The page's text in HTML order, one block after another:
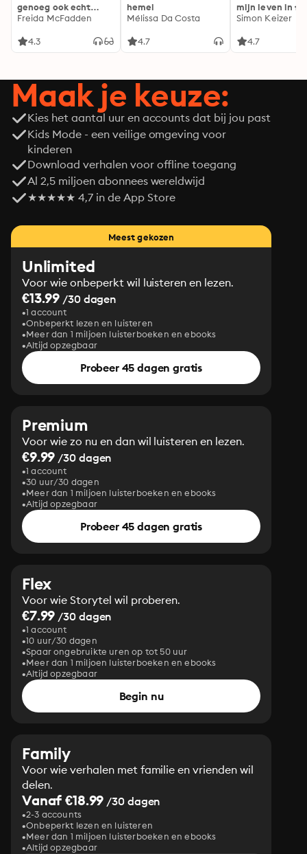
genoeg ook echt
genoeg...
Freida McFadden
4.3
hemel
Mélissa Da Costa
4.7
mijn leven in
Simon Keizer
4.7
Maak je keuze:
Kies het aantal uur en accounts dat bij jou past
Kids Mode - een veilige omgeving voor
kinderen
Download verhalen voor offline toegang
Al 2,5 miljoen abonnees wereldwijd
★★★★★ 4,7 in de App Store
Meest gekozen
Unlimited
Voor wie onbeperkt wil luisteren en lezen.
€13.99 /30 dagen
1 account
Onbeperkt lezen en luisteren
Meer dan 1 miljoen luisterboeken en ebooks
Altijd opzegbaar
Probeer 45 dagen gratis
Premium
Voor wie zo nu en dan wil luisteren en lezen.
€9.99 /30 dagen
1 account
30 uur/30 dagen
Meer dan 1 miljoen luisterboeken en ebooks
Altijd opzegbaar
Probeer 45 dagen gratis
Flex
Voor wie Storytel wil proberen.
€7.99 /30 dagen
1 account
10 uur/30 dagen
Spaar ongebruikte uren op tot 50 uur
Meer dan 1 miljoen luisterboeken en ebooks
Altijd opzegbaar
Begin nu
Family
Voor wie verhalen met familie en vrienden wil
delen.
Vanaf €18.99 /30 dagen
2-3 accounts
Onbeperkt lezen en luisteren
Meer dan 1 miljoen luisterboeken en ebooks
Altijd opzegbaar